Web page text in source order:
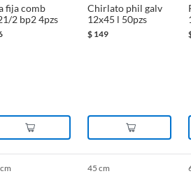
fija comb
2 bp2 4pzs
Chirlato phil galv
12x45 l 50pzs
$ 149
45 cm